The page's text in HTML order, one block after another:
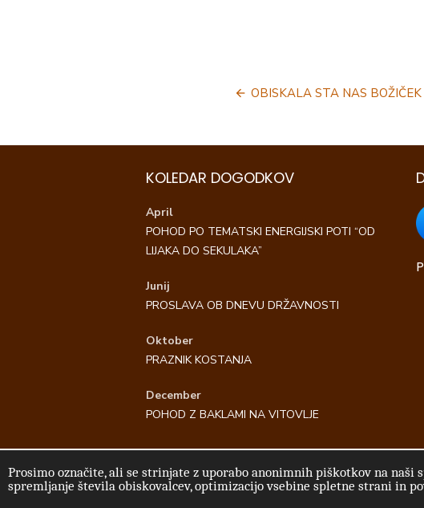
Navigacija
OBISKALA STA NAS
KOLEDAR DOGODKOV
April
POHOD PO TEMATSKI ENERGIJSKI POTI “OD
LIJAKA DO SEKULAKA”
Junij
PROSLAVA OB DNEVU DRŽAVNOSTI
Oktober
PRAZNIK KOSTANJA
December
POHOD Z BAKLAMI NA VITOVLJE
© 2026 Kulturno turistično društvo Vitovlje
Prosimo označite, ali se strinjate z uporabo anonimnih piškotkov na
spremljanje števila obiskovalcev, optimizacijo vsebine spletne strani in